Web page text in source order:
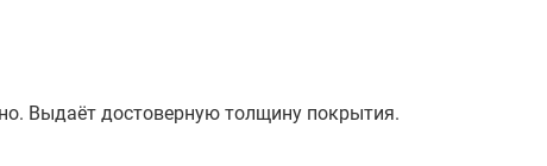
Выдаёт достоверную толщину покрытия.